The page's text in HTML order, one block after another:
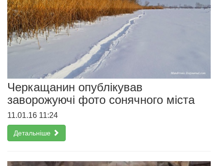
Черкащанин опублікував
заворожуючі фото сонячного міста
11.01.16 11:24
Детальніше